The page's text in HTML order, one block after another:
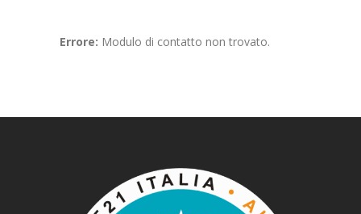
Errore: Modulo di contatto non trovato.